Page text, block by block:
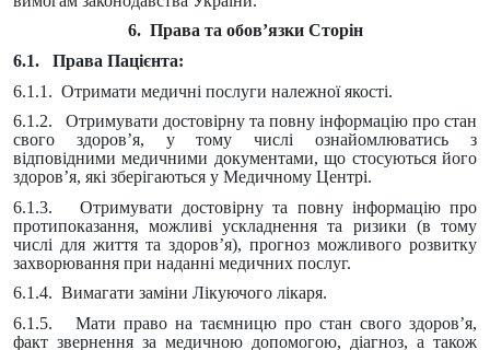
6. Права та обов’язки Сторін
6.1. Права Пацієнта:
6.1.1. Отримати медичні послуги належної якості.
6.1.2. Отримувати достовірну та повну інформацію про стан
свого здоров’я, у тому числі ознайомлюватись з
відповідними медичними документами, що стосуються його
здоров’я, які зберігаються у Медичному Центрі.
6.1.3. Отримувати достовірну та повну інформацію про
протипоказання, можливі ускладнення та ризики (в тому
числі для життя та здоров’я), прогноз можливого розвитку
захворювання при наданні медичних послуг.
6.1.4. Вимагати заміни Лікуючого лікаря.
6.1.5. Мати право на таємницю про стан свого здоров’я,
факт звернення за медичною допомогою, діагноз, а також